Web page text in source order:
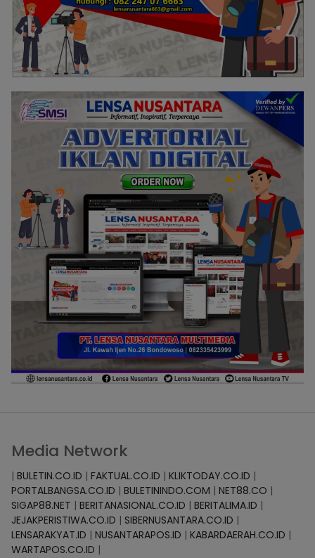
Media Network
| BULETIN.CO.ID | FAKTUAL.CO.ID | KLIKTODAY.CO.ID |
PORTALBANGSA.CO.ID | BULETININDO.COM | NET88.CO |
SIGAP88.NET | BERITANASIONAL.CO.ID | BERITALIMA.ID |
JEJAKPERISTIWA.CO.ID | SIBERNUSANTARA.CO.ID |
LENSARAKYAT.ID | NUSANTARAPOS.ID | KABARDAERAH.CO.ID |
WARTAPOS.CO.ID |